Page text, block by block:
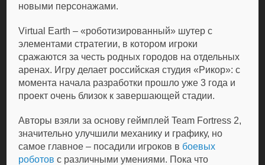
новыми персонажами.
Virtual Earth – «роботизированный» шутер с
элементами стратегии, в котором игроки
сражаются за честь родных городов на отдельных
аренах. Игру делает российская студия «Рикор»: с
момента начала разработки прошло уже 3 года и
проект очень близок к завершающей стадии.
Авторы взяли за основу геймплей Team Fortress 2,
значительно улучшили механику и графику, но
самое главное – посадили игроков в боевых
роботов с различными умениями. Пока что